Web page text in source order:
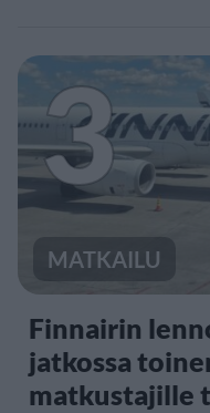
3
MATKAILU
Finnairin
jatkossa
matkustajille